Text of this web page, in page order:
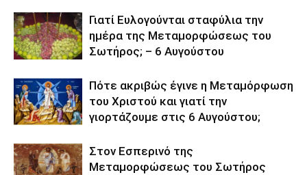
Γιατί Ευλογούνται σταφύλια την
ημέρα της Μεταμορφώσεως του
Σωτήρος; – 6 Αυγούστου
Πότε ακριβώς έγινε η Μεταμόρφωση
του Χριστού και γιατί την
γιορτάζουμε στις 6 Αυγούστου;
Στον Εσπερινό της
Μεταμορφώσεως του Σωτήρος